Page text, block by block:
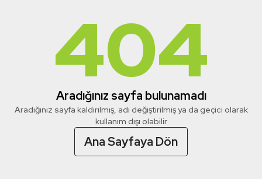
404
Aradığınız sayfa bulunamadı
Aradığınız sayfa kaldırılmış, adı değiştirilmiş ya da geçici olarak
kullanım dışı olabilir
Ana Sayfaya Dön